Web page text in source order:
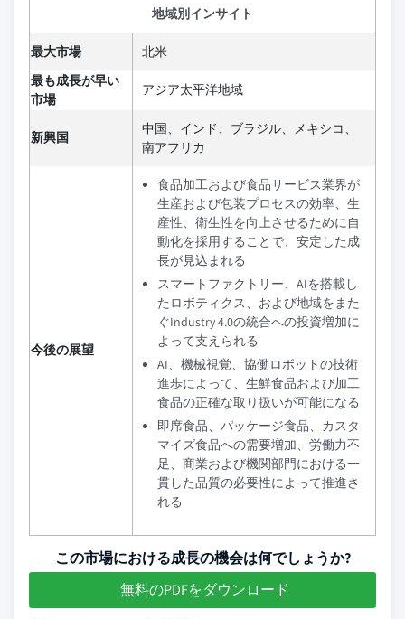
地域別インサイト
最大市場
北米
最も成長が早い
市場
アジア太平洋地域
新興国
中国、インド、ブラジル、メキシコ、
南アフリカ
今後の展望
食品加工および食品サービス業界が
生産および包装プロセスの効率、生
産性、衛生性を向上させるために自
動化を採用することで、安定した成
長が見込まれる
スマートファクトリー、AIを搭載し
たロボティクス、および地域をまた
ぐIndustry 4.0の統合への投資増加に
よって支えられる
AI、機械視覚、協働ロボットの技術
進歩によって、生鮮食品および加工
食品の正確な取り扱いが可能になる
即席食品、パッケージ食品、カスタ
マイズ食品への需要増加、労働力不
足、商業および機関部門における一
貫した品質の必要性によって推進さ
れる
この市場における成長の機会は何でしょうか?
無料のPDFをダウンロード